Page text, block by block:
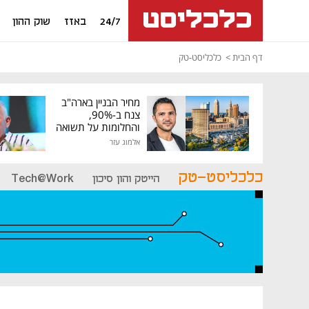
24/7 באזז שוק ההון
דף הבית כלכליסט-טק
מחיר הבניין בארה"ב
צנח ב-90%,
והחלומות על תשואה
גבוהה התנפצו
אלמוג עזר
כלכליסט-טק הייטק והון סיכון Tech@Work